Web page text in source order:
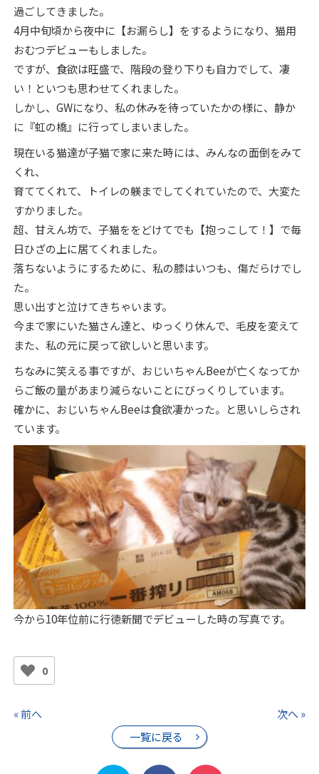
過ごしてきました。
4月中旬頃から夜中に【お漏らし】をするようになり、猫用
おむつデビューもしました。
ですが、食欲は旺盛で、階段の登り下りも自力でして、凄
い！といつも思わせてくれました。
しかし、GWになり、私の休みを待っていたかの様に、静か
に『虹の橋』に行ってしまいました。
現在いる猫達が子猫で家に来た時には、みんなの面倒をみて
くれ、
育ててくれて、トイレの躾までしてくれていたので、大変た
すかりました。
超、甘えん坊で、子猫ををどけてでも【抱っこして！】で毎
日ひざの上に居てくれました。
落ちないようにするために、私の膝はいつも、傷だらけでし
た。
思い出すと泣けてきちゃいます。
今まで家にいた猫さん達と、ゆっくり休んで、毛皮を変えて
また、私の元に戻って欲しいと思います。
ちなみに笑える事ですが、おじいちゃんBeeが亡くなってか
らご飯の量があまり減らないことにびっくりしています。
確かに、おじいちゃんBeeは食欲凄かった。と思いしらされ
ています。
今から10年位前に行徳新聞でデビューした時の写真です。
0
« 前へ
一覧に戻る
次へ »